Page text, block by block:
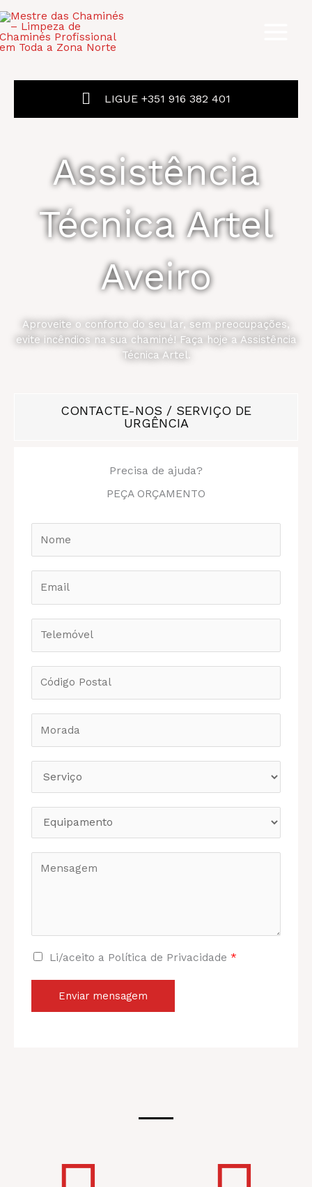
to
content
LIGUE +351 916 382 401
Assistência
Técnica Artel
Aveiro
Aproveite o conforto do seu lar, sem preocupações,
evite incêndios na sua chaminé! Faça hoje a Assistência
Técnica Artel.
CONTACTE-NOS / SERVIÇO DE
URGÊNCIA
Precisa de ajuda?
PEÇA ORÇAMENTO
Li/aceito a Política de Privacidade *
Enviar mensagem